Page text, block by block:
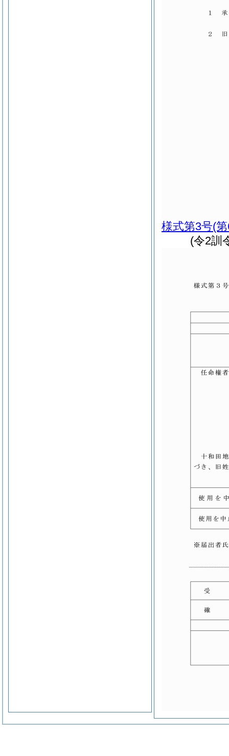
様式第3号(
(令2訓